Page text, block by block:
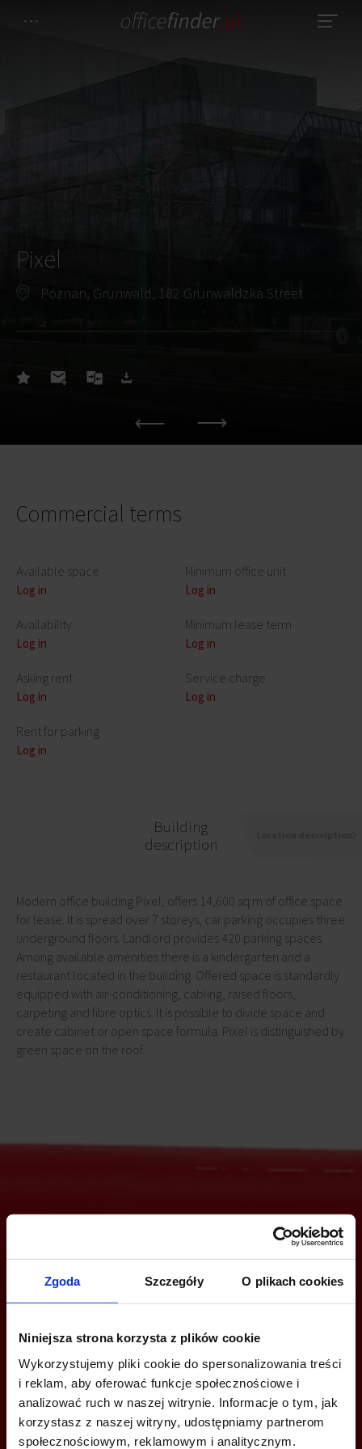
Zgoda Szczegóły O plikach cookies
Niniejsza strona korzysta z plików cookie
Wykorzystujemy pliki cookie do spersonalizowania treści
i reklam, aby oferować funkcje społecznościowe i
analizować ruch w naszej witrynie. Informacje o tym, jak
korzystasz z naszej witryny, udostępniamy partnerom
społecznościowym, reklamowym i analitycznym.
Pixel
Poznan, Grunwald, 182 Grunwaldzka Street
Commercial terms
Available space
Log in
Availability
Log in
Asking rent
Log in
Rent for parking
Log in
Minimum office unit
Log in
Minimum lease term
Log in
Service charge
Log in
Building
description
Modern office building Pixel, offers 14,600 sq m of office space
for lease. It is spread over 7 storeys, car parking occupies three
underground floors. Landlord provides 420 parking spaces.
Among available amenities there is a kindergarten and a
restaurant located in the building. Offered space is standardly
equipped with air-conditioning, cabling, raised floors,
carpeting and fibre optics. It is possible to divide space and
create cabinet or open space formula. Pixel is distinguished by
green space on the roof.
Are you interested in this offer?
CALL US AND FIND OUT MORE
+48 22 167 04 00
info@officefinder.pl